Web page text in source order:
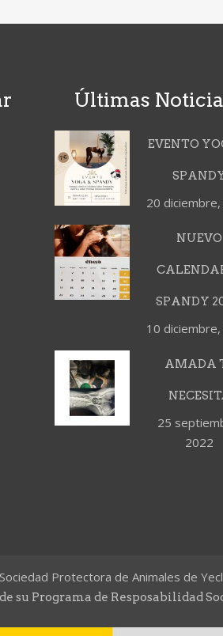
Últimas
EVENTO
20
NUEVO
SPANDY
10
AMADA
25
2022
Protectora de Animales de
su Programa de Resposabilidad